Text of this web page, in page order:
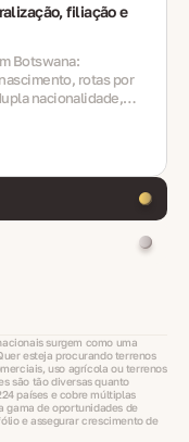
filiação e
Botswana:
rotas por
nacionalidade,
surgem como uma
esteja procurando terrenos
uso agrícola ou terrenos
são tão diversas quanto
países e cobre múltiplas
gama de oportunidades de
e assegurar crescimento de